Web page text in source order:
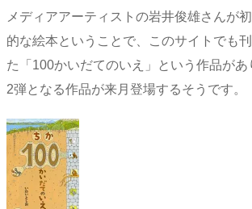
メディアアーティストの岩井俊雄さんが
的な絵本ということで、このサイトでも
た「100かいだてのいえ」という作品が
2弾となる作品が来月登場するそうです。